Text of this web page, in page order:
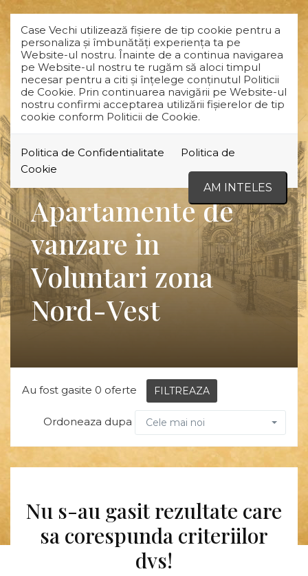
Case Vechi utilizează fişiere de tip cookie pentru a
personaliza și îmbunătăți experiența ta pe
Website-ul nostru. Înainte de a continua navigarea
pe Website-ul nostru te rugăm să aloci timpul
necesar pentru a citi și înțelege conținutul Politicii
de Cookie. Prin continuarea navigării pe Website-ul
nostru confirmi acceptarea utilizării fişierelor de tip
cookie conform Politicii de Cookie.
Politica de Confidentialitate
Politica de
Cookie
AM INTELES
Apartamente de
vanzare in
Voluntari zona
Nord-Vest
Au fost gasite 0 oferte FILTREAZA
Ordoneaza dupa Cele mai noi
Nu s-au gasit rezultate care
sa corespunda criteriilor
dvs!